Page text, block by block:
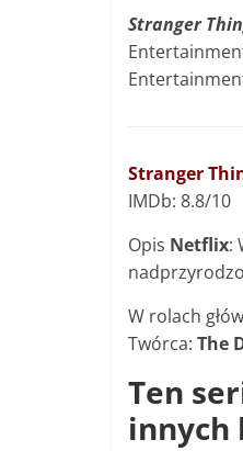
Stranger
Stranger
IMDb: 8.8/10
Opis Netflix:
W rolach
Twórca: The
Ten
innych